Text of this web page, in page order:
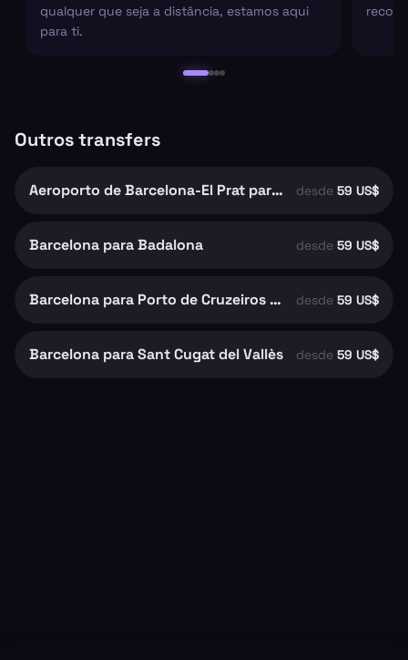
qualquer que seja a distância, estamos aqui
para ti.
Outros transfers
Aeroporto de Barcelona-El Prat para Barcelona desde 59 US$
Barcelona para Badalona desde 59 US$
Barcelona para Porto de Cruzeiros de Barcelona desde 59 US$
Barcelona para Sant Cugat del Vallès desde 59 US$